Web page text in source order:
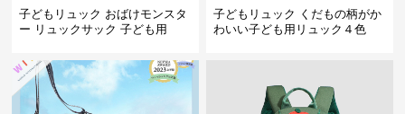
子どもリュック おばけモンスタ
ー リュックサック 子ども用
子どもリュック くだもの柄がか
わいい子ども用リュック４色